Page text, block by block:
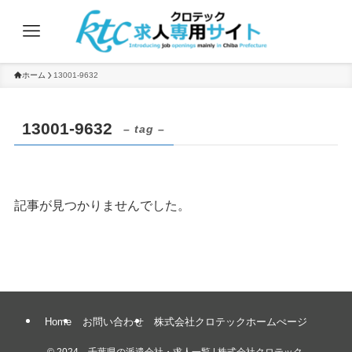
ホーム 13001-9632
13001-9632 – tag –
記事が見つかりませんでした。
Home お問い合わせ 株式会社クロテックホームぺージ